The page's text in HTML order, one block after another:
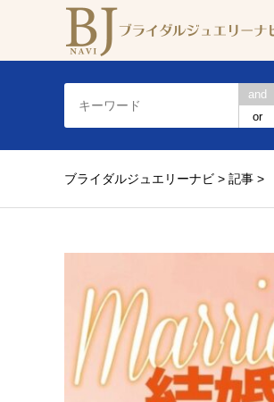
and
or
ブライダルジュエリーナビ > 記事 >